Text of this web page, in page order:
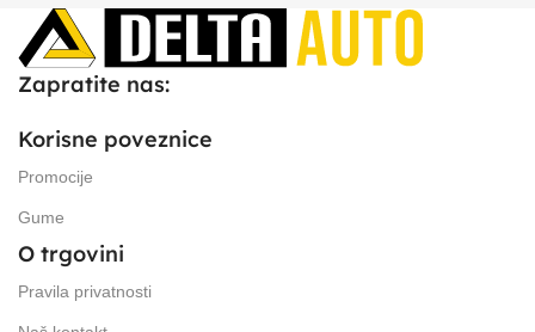
Zapratite nas:
Korisne poveznice
Promocije
Gume
O trgovini
Pravila privatnosti